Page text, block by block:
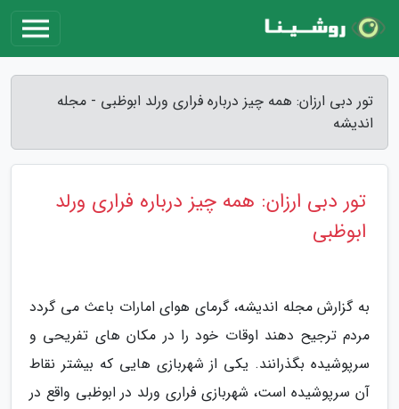
تور دبی ارزان: همه چیز درباره فراری ورلد ابوظبی - مجله
اندیشه
تور دبی ارزان: همه چیز درباره فراری ورلد
ابوظبی
به گزارش مجله اندیشه، گرمای هوای امارات باعث می گردد
مردم ترجیح دهند اوقات خود را در مکان های تفریحی و
سرپوشیده بگذرانند. یکی از شهربازی هایی که بیشتر نقاط
آن سرپوشیده است، شهربازی فراری ورلد در ابوظبی واقع در